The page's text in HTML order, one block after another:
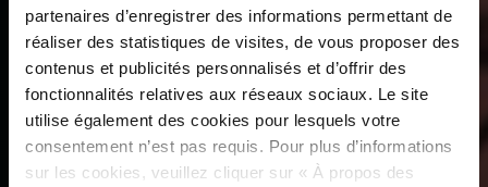
partenaires d’enregistrer des informations permettant de
réaliser des statistiques de visites, de vous proposer des
contenus et publicités personnalisés et d’offrir des
fonctionnalités relatives aux réseaux sociaux. Le site
utilise également des cookies pour lesquels votre
consentement n’est pas requis. Pour plus d’informations
sur les cookies, veuillez cliquer sur « À propos des